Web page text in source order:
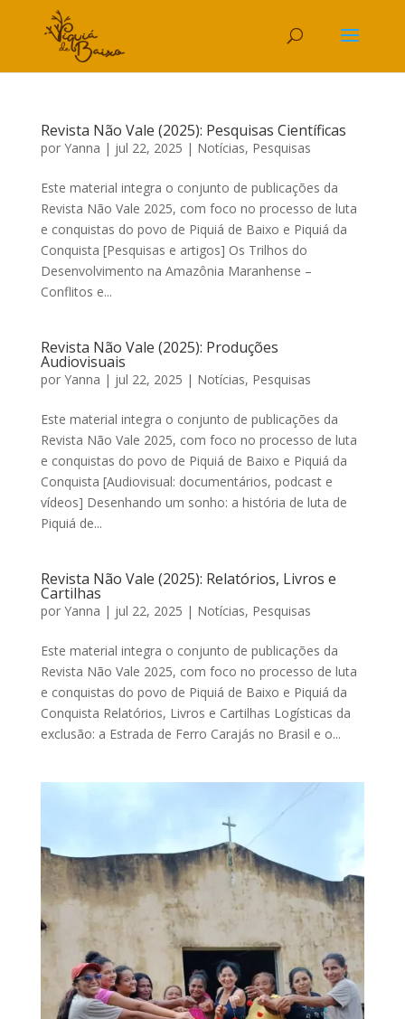
Revista Não Vale (2025): Pesquisas Científicas
por Yanna | jul 22, 2025 | Notícias, Pesquisas
Este material integra o conjunto de publicações da
Revista Não Vale 2025, com foco no processo de luta
e conquistas do povo de Piquiá de Baixo e Piquiá da
Conquista [Pesquisas e artigos] Os Trilhos do
Desenvolvimento na Amazônia Maranhense –
Conflitos e...
Revista Não Vale (2025): Produções
Audiovisuais
por Yanna | jul 22, 2025 | Notícias, Pesquisas
Este material integra o conjunto de publicações da
Revista Não Vale 2025, com foco no processo de luta
e conquistas do povo de Piquiá de Baixo e Piquiá da
Conquista [Audiovisual: documentários, podcast e
vídeos] Desenhando um sonho: a história de luta de
Piquiá de...
Revista Não Vale (2025): Relatórios, Livros e
Cartilhas
por Yanna | jul 22, 2025 | Notícias, Pesquisas
Este material integra o conjunto de publicações da
Revista Não Vale 2025, com foco no processo de luta
e conquistas do povo de Piquiá de Baixo e Piquiá da
Conquista Relatórios, Livros e Cartilhas Logísticas da
exclusão: a Estrada de Ferro Carajás no Brasil e o...